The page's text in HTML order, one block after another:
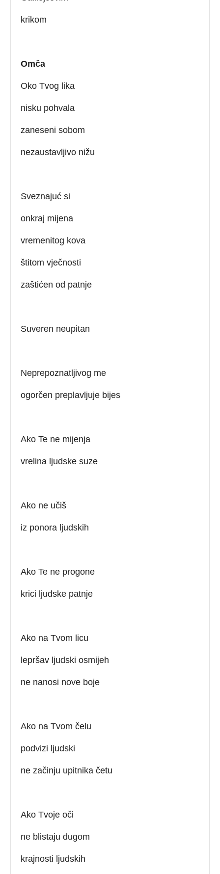
krikom
Omča
Oko Tvog lika
nisku pohvala
zaneseni sobom
nezaustavljivo nižu
Sveznajuć si
onkraj mijena
vremenitog kova
štitom vječnosti
zaštićen od patnje
Suveren neupitan
Neprepoznatljivog me
ogorčen preplavljuje bijes
Ako Te ne mijenja
vrelina ljudske suze
Ako ne učiš
iz ponora ljudskih
Ako Te ne progone
krici ljudske patnje
Ako na Tvom licu
lepršav ljudski osmijeh
ne nanosi nove boje
Ako na Tvom čelu
podvizi ljudski
ne začinju upitnika četu
Ako Tvoje oči
ne blistaju dugom
krajnosti ljudskih